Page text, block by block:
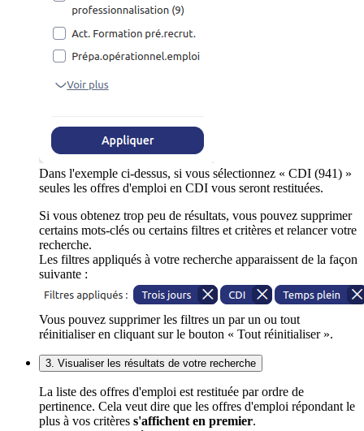
Dans l'exemple ci-dessus, si vous sélectionnez « CDI (941) »
seules les offres d'emploi en CDI vous seront restituées.
Si vous obtenez trop peu de résultats, vous pouvez supprimer
certains mots-clés ou certains filtres et critères et relancer votre
recherche.
Les filtres appliqués à votre recherche apparaissent de la façon
suivante :
Vous pouvez supprimer les filtres un par un ou tout
réinitialiser en cliquant sur le bouton « Tout réinitialiser ».
3. Visualiser les résultats de votre recherche
La liste des offres d'emploi est restituée par ordre de
pertinence. Cela veut dire que les offres d'emploi répondant le
plus à vos critères s'affichent en premier.